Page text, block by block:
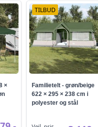
×
TILBUD
Familietelt - grøn/beige
622 × 295 × 238 cm i
polyester og stål